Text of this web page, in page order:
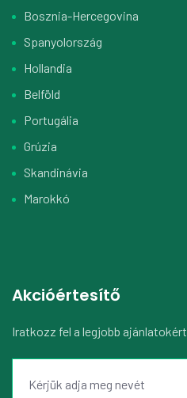
Bosznia-Hercegovina
Spanyolország
Hollandia
Belföld
Portugália
Grúzia
Skandinávia
Marokkó
Akcióértesítő
Iratkozz fel a legjobb ajánlatokért